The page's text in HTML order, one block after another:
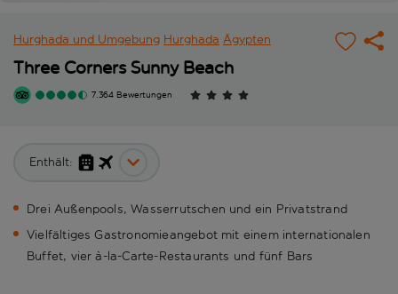
Hurghada und Umgebung Hurghada Ägypten
Three Corners Sunny Beach
7.364 Bewertungen
Enthält:
Drei Außenpools, Wasserrutschen und ein Privatstrand
Vielfältiges Gastronomieangebot mit einem internationalen
Buffet, vier à-la-Carte-Restaurants und fünf Bars